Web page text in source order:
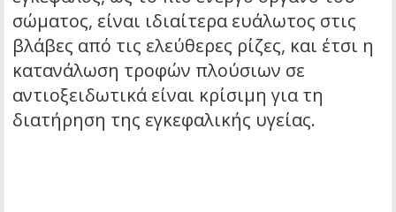
σώματος, είναι ιδιαίτερα ευάλωτος στις
βλάβες από τις ελεύθερες ρίζες, και έτσι η
κατανάλωση τροφών πλούσιων σε
αντιοξειδωτικά είναι κρίσιμη για τη
διατήρηση της εγκεφαλικής υγείας.